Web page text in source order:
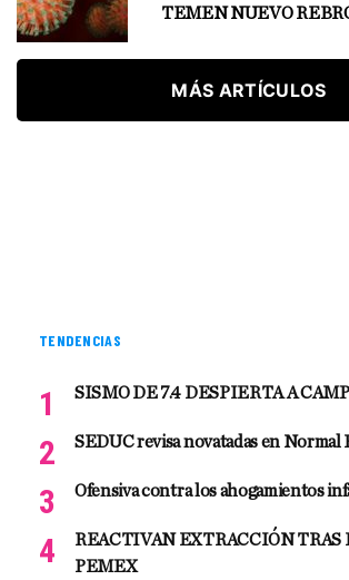
TEMEN NUEVO
MÁS ARTÍCULOS
TENDENCIAS
SISMO DE 7.4 DESPIERTA A
SEDUC revisa novatadas en Normal
Ofensiva contra los ahogamientos
REACTIVAN EXTRACCIÓN TRAS
PEMEX